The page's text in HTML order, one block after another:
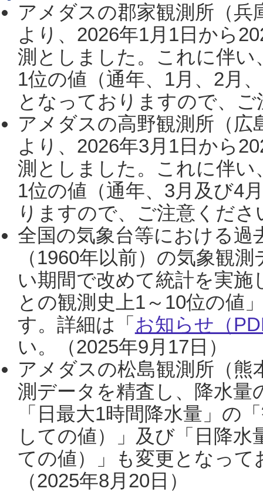
アメダスの郡家観測所（
より、2026年1月1日から
測としました。これに伴い
1位の値（通年、1月、2月
となっておりますので、
アメダスの高野観測所（
より、2026年3月1日から
測としました。これに伴い
1位の値（通年、3月及び4
りますので、ご注意くだ
全国の気象台等における過
（1960年以前）の気象観
い期間で改めて統計を実
との観測史上1～10位の値
す。詳細は「 お知らせ（
い。（2025年9月17日）
アメダスの松島観測所（熊
測データを精査し、降水
「日最大1時間降水量」の
しての値）」及び「日降
ての値）」も変更となっ
（2025年8月20日）